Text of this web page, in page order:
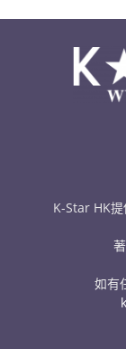
K-Star HK
如有